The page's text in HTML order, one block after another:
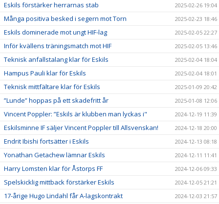
Eskils förstärker herrarnas stab 2025-02-26 19:04
Många positiva besked i segern mot Torn 2025-02-23 18:46
Eskils dominerade mot ungt HIF-lag 2025-02-05 22:27
Inför kvällens träningsmatch mot HIF 2025-02-05 13:46
Teknisk anfallstalang klar för Eskils 2025-02-04 18:04
Hampus Pauli klar för Eskils 2025-02-04 18:01
Teknisk mittfältare klar för Eskils 2025-01-09 20:42
”Lunde” hoppas på ett skadefritt år 2025-01-08 12:06
Vincent Poppler: ”Eskils är klubben man lyckas i" 2024-12-19 11:39
Eskilsminne IF säljer Vincent Poppler till Allsvenskan! 2024-12-18 20:00
Endrit Ibishi fortsätter i Eskils 2024-12-13 08:18
Yonathan Getachew lämnar Eskils 2024-12-11 11:41
Harry Lomsten klar för Åstorps FF 2024-12-06 09:33
Spelskicklig mittback förstärker Eskils 2024-12-05 21:21
17-årige Hugo Lindahl får A-lagskontrakt 2024-12-03 21:57